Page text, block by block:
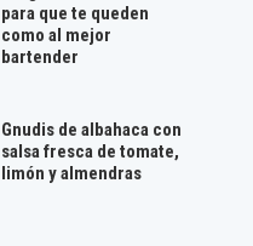
para que te queden
como al mejor
bartender
Gnudis de albahaca con
salsa fresca de tomate,
limón y almendras